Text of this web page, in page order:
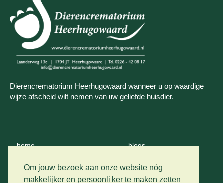
Om jouw bezoek aan onze website nóg
makkelijker en persoonlijker te maken zetten
Dierencrematorium Heerhugowaard wanneer u op waardige
wijze afscheid wilt nemen van uw geliefde huisdier.
home
wie zijn wij
blogs
contact